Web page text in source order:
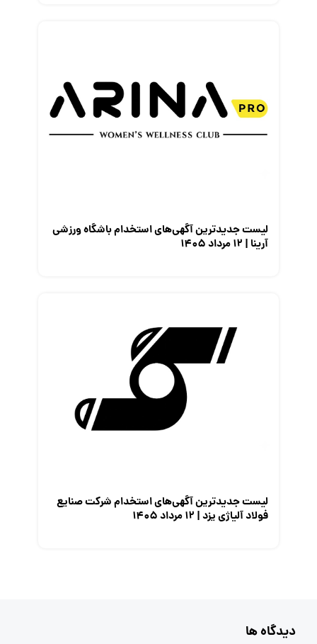
لیست جدیدترین آگهی‌های استخدام باشگاه ورزشی
آرینا | ۱۲ مرداد ۱۴۰۵
لیست جدیدترین آگهی‌های استخدام شرکت صنایع
فولاد آلیاژی یزد | ۱۲ مرداد ۱۴۰۵
دیدگاه ها